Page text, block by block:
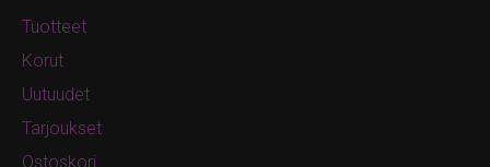
Tuotteet
Korut
Uutuudet
Tarjoukset
Ostoskori